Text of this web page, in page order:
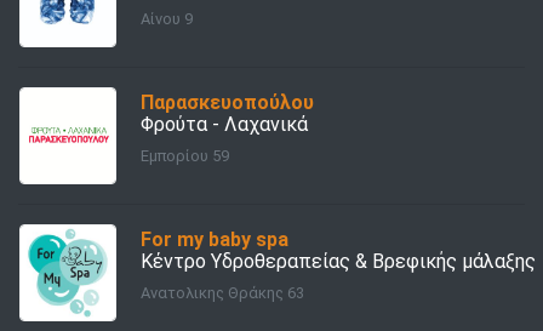
Αίνου 9
Παρασκευοπούλου
Φρούτα - Λαχανικά
Εμπορίου 59
For my baby spa
Kέντρο Υδροθεραπείας & Βρεφικής μάλαξης
Ανατολικης Θράκης 63